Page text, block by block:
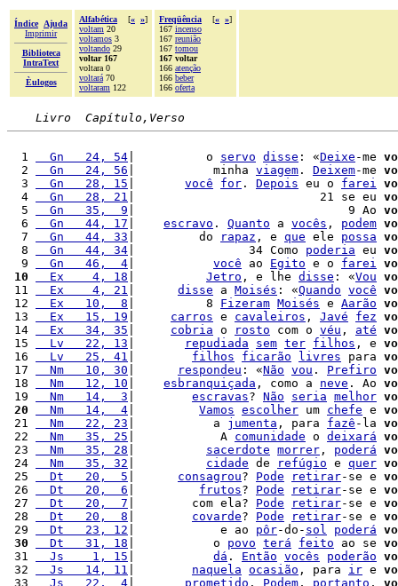
Índice
Ajuda
Imprimir
Biblioteca
IntraText
Èulogos
Alfabética [« »]
voltam 20
voltamos 3
voltando 29
voltar 167
voltara 0
voltará 70
voltaram 122
Freqüência [« »]
167 incenso
167 reunião
167 tomou
167 voltar
166 atenção
166 beber
166 oferta
Livro  Capítulo,Verso
  1
  Gn   24, 54
|          o servo disse : «Deixe -me
  2
  Gn   24, 56
|           minha viagem . Deixem-me
  3
  Gn   28, 15
você for . Depois eu o farei
  4
  Gn   28, 21
|                          21 se eu
  5
  Gn   35,  9
|                              9 Ao
  6
  Gn   44, 17
escravo . Quanto a vocês , podem
  7
  Gn   44, 33
|         do rapaz , e que ele possa
  8
  Gn   44, 34
|                34 Como poderia eu
  9
  Gn   46,  4
você ao Egito e o farei
10
  Ex    4, 18
Jetro , e lhe disse : «Vou
11
  Ex    4, 21
disse a Moisés : «Quando você
12
  Ex   10,  8
|          8 Fizeram Moisés e Aarão
13
  Ex   15, 19
carros e cavaleiros , Javé fez
14
  Ex   34, 35
cobria o rosto com o véu , até
15
  Lv   22, 13
repudiada sem ter filhos , e
16
  Lv   25, 41
filhos ficarão livres para
17
  Nm   10, 30
respondeu : «Não vou . Prefiro
18
  Nm   12, 10
esbranquiçada , como a neve . Ao
19
  Nm   14,  3
escravas? Não seria melhor
20
  Nm   14,  4
Vamos escolher um chefe e
21
  Nm   22, 23
|           a jumenta , para fazê -la
22
  Nm   35, 25
|            A comunidade o deixará
23
  Nm   35, 28
sacerdote morrer , poderá
24
  Nm   35, 32
cidade de refúgio e quer
25
  Dt   20,  5
consagrou? Pode retirar-se e
26
  Dt   20,  6
frutos? Pode retirar-se e
27
  Dt   20,  7
|        com ela? Pode retirar-se e
28
  Dt   20,  8
covarde? Pode retirar-se e
29
  Dt   23, 12
|            e ao pôr-do- sol poderá
30
  Dt   31, 18
|           o povo terá feito ao se
31
  Js    1, 15
dá . Então vocês poderão
32
  Js   14, 11
naquela ocasião , para ir e
33
  Js   22,  4
prometido . Podem , portanto ,